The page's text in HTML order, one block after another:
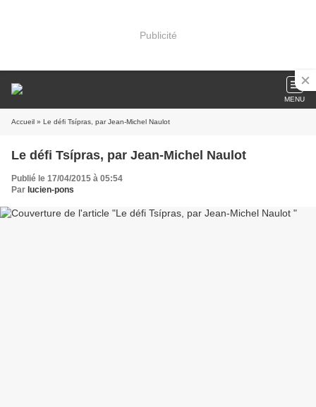
Publicité
MENU
Accueil » Le défi Tsípras, par Jean-Michel Naulot
Le défi Tsípras, par Jean-Michel Naulot
Publié le 17/04/2015 à 05:54
Par lucien-pons